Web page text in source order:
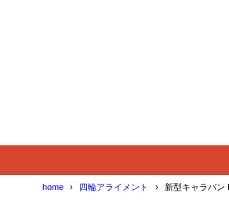
home 四輪アライメント 新型キャラバン